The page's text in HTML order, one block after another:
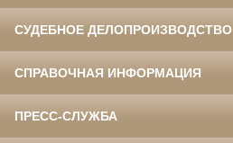
СУДЕБНОЕ ДЕЛОПРОИЗВОДСТВО
СПРАВОЧНАЯ ИНФОРМАЦИЯ
ПРЕСС-СЛУЖБА